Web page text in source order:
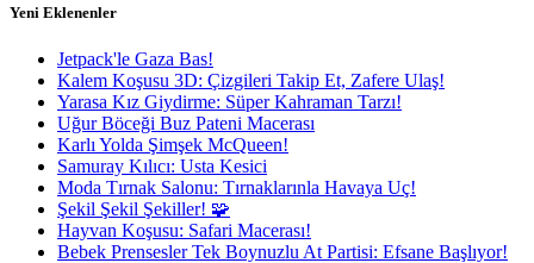
Yeni Eklenenler
Jetpack'le Gaza Bas!
Kalem Koşusu 3D: Çizgileri Takip Et, Zafere Ulaş!
Yarasa Kız Giydirme: Süper Kahraman Tarzı!
Uğur Böceği Buz Pateni Macerası
Karlı Yolda Şimşek McQueen!
Samuray Kılıcı: Usta Kesici
Moda Tırnak Salonu: Tırnaklarınla Havaya Uç!
Şekil Şekil Şekiller! 🧩
Hayvan Koşusu: Safari Macerası!
Bebek Prensesler Tek Boynuzlu At Partisi: Efsane Başlıyor!